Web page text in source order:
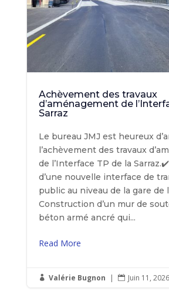
Achèvement des travaux
d’aménagement de
Sarraz
Le bureau JMJ est heureux
l’achèvement des travaux
de l’Interface TP de la
d’une nouvelle interface de
public au niveau de la gare de
Construction d’un mur de
béton armé ancré qui...
Read More
 Valérie Bugnon |  Juin 11, 2026